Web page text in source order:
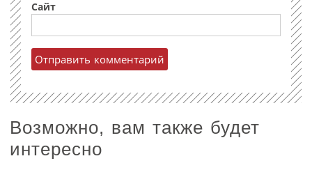
Сайт
Возможно, вам также будет
интересно